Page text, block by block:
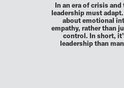
In an era of crisis
leadership must
about emotional
empathy, rather than
control. In short,
leadership than